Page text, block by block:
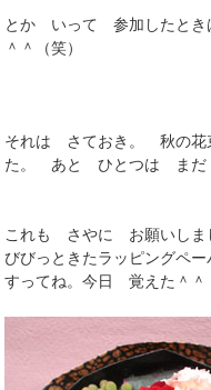
とか いって 参加したとき
＾＾（笑）
それは さておき。 秋の花
た。 あと ひとつは まだ
これも さやに お願いしま
びびっときたラッピングペ
すってね。今日 覚えた＾＾